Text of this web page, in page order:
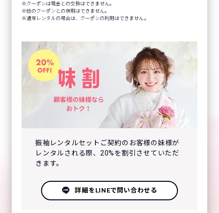
クーポンは現金との交換はできません。
他のクーポンとの併用はできません。
通常レンタルの場合は、クーポンの利用はできません。
振袖レンタルセットご契約のお客様の妹様が
レンタルされる際、20%を割引させていただ
きます。
詳細をLINEで問い合わせる